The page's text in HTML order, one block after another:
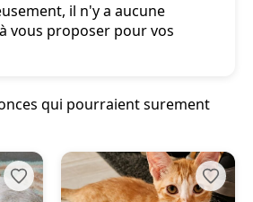
il n'y a aucune
vous proposer pour vos
qui pourraient surement